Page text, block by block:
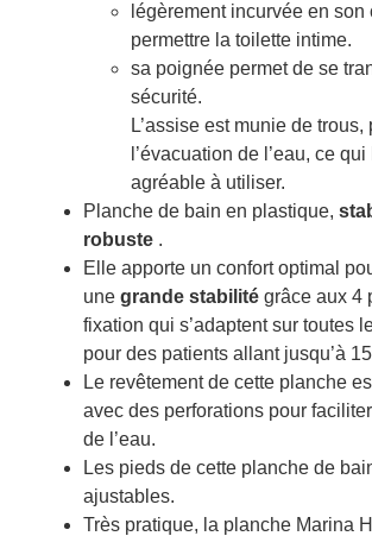
légèrement incurvée en son
permettre la toilette intime.
sa poignée permet de se
sécurité.
L’assise est munie de trous,
l’évacuation de l’eau, ce
agréable à utiliser.
Planche de bain en plastique,
robuste .
Elle apporte un confort optimal
une grande stabilité grâce aux 4
fixation qui s’adaptent sur toutes
pour des patients allant jusqu’à
Le revêtement de cette planche
avec des perforations pour
de l’eau.
Les pieds de cette planche de
ajustables.
Très pratique, la planche Marina